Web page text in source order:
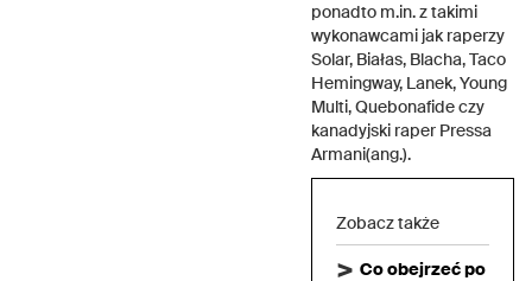
ponadto m.in. z takimi
wykonawcami jak raperzy
Solar, Białas, Blacha, Taco
Hemingway, Lanek, Young
Multi, Quebonafide czy
kanadyjski raper Pressa
Armani(ang.).
Zobacz także
Co obejrzeć po